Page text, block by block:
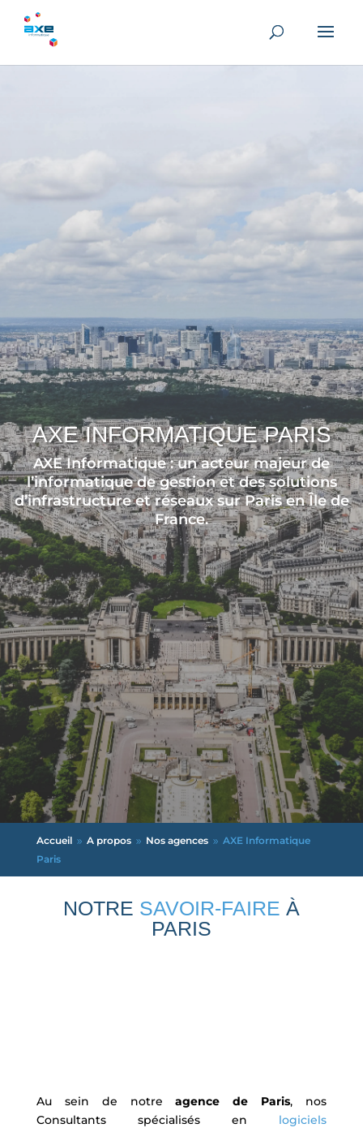
AXE INFORMATIQUE PARIS
AXE Informatique : un acteur majeur de
l’informatique de gestion et des solutions
d’infrastructure et réseaux sur Paris en Île de
France.
Accueil 9 A propos 9 Nos agences 9 AXE Informatique
Paris
NOTRE SAVOIR-FAIRE À
PARIS
Au sein de notreagence de Paris, nos
Consultants spécialisés en logiciels